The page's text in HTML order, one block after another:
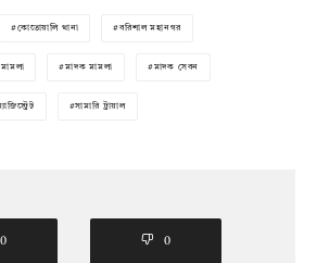
কোতোয়ালি থানা বরিশাল মহানগর
মাদক মামলা মাদক সেবন
সামারি ট্রায়াল
0 0